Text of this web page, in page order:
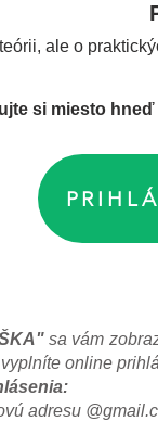
ale o
si miesto
sa vám
online
adresu